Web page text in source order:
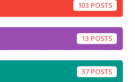
103
13
37